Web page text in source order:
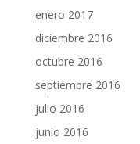
enero 2017
diciembre 2016
octubre 2016
septiembre 2016
julio 2016
junio 2016